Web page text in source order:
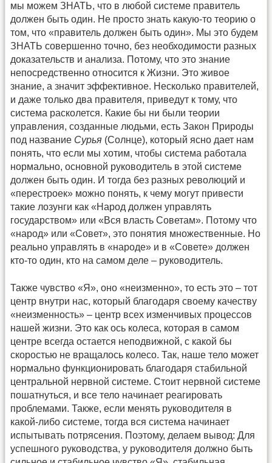
мы можем ЗНАТЬ, что в любой системе правитель
должен быть один. Не просто знать какую-то теорию о
том, что «правитель должен быть один». Мы это будем
ЗНАТЬ совершенно точно, без необходимости разных
доказательств и анализа. Потому, что это знание
непосредственно относится к Жизни. Это живое
знание, а значит эффективное. Несколько правителей,
и даже только два правителя, приведут к тому, что
система расколется. Какие бы ни были теории
управления, созданные людьми, есть Закон Природы
под название Сурья (Солнце), который ясно дает нам
понять, что если мы хотим, чтобы система работала
нормально, основной руководитель в этой системе
должен быть один. И тогда без разных революций и
«перестроек» можно понять, к чему могут привести
такие лозунги как «Народ должен управлять
государством» или «Вся власть Советам». Потому что
«народ» или «Совет», это понятия множественные. Но
реально управлять в «народе» и в «Совете» должен
кто-то один, кто на самом деле – руководитель.
Также чувство «Я», оно «неизменно», то есть это – тот
центр внутри нас, который благодаря своему качеству
«неизменность» – центр всех изменчивых процессов
нашей жизни. Это как ось колеса, которая в самом
центре всегда остается неподвижной, с какой бы
скоростью не вращалось колесо. Так, наше тело может
нормально функционировать благодаря стабильной
центральной нервной системе. Стоит нервной системе
пошатнуться, и все тело начинает реагировать
проблемами. Также, если менять руководителя в
какой-либо системе, тогда вся система начинает
испытывать потрясения. Поэтому, делаем вывод: Для
успешного руководства, у руководителя должно быть